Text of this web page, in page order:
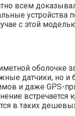
всем
устройства
с этой
оболочке
датчики, но и
и даже GPS-
встречается
в таких